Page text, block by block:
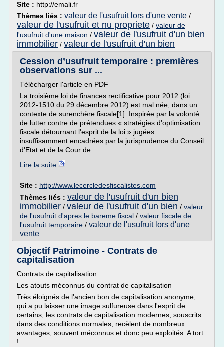
Site : http://emali.fr
Thèmes liés : valeur de l'usufruit lors d'une vente /
valeur de l'usufruit et nu propriete / valeur de
l'usufruit d'une maison / valeur de l'usufruit d'un bien
immobilier / valeur de l'usufruit d'un bien
Cession d’usufruit temporaire : premières
observations sur ...
Télécharger l'article en PDF
La troisième loi de finances rectificative pour 2012 (loi
2012-1510 du 29 décembre 2012) est mal née, dans un
contexte de surenchère fiscale[1]. Inspirée par la volonté
de lutter contre de prétendues « stratégies d'optimisation
fiscale détournant l'esprit de la loi » jugées
insuffisamment encadrées par la jurisprudence du Conseil
d'Etat et de la Cour de...
Lire la suite
Site : http://www.lecercledesfiscalistes.com
Thèmes liés : valeur de l'usufruit d'un bien
immobilier / valeur de l'usufruit d'un bien / valeur
de l'usufruit d'apres le bareme fiscal / valeur fiscale de
l'usufruit temporaire / valeur de l'usufruit lors d'une
vente
Objectif Patrimoine - Contrats de
capitalisation
Contrats de capitalisation
Les atouts méconnus du contrat de capitalisation
Très éloignés de l'ancien bon de capitalisation anonyme,
qui a pu laisser une image sulfureuse dans l'esprit de
certains, les contrats de capitalisation modernes, souscrits
dans des conditions normales, recèlent de nombreux
avantages, souvent méconnus et donc peu exploités. A tort
!